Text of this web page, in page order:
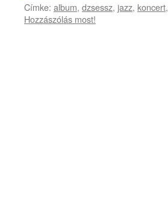
Címke: album, dzsessz, jazz, koncert,
Hozzászólás most!